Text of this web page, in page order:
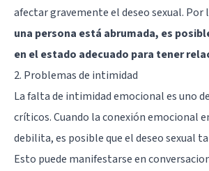
afectar gravemente eldeseo sexual. Por
una persona está abrumada, es
en el estado adecuado para tener
2. Problemas de intimidad
La falta de intimidad emocional es uno
críticos. Cuando la conexión emocional
debilita, es posible que el deseo sexual
Esto puede manifestarse en